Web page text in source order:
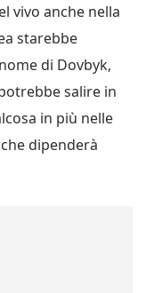
vivo anche nella
starebbe
di Dovbyk,
salire in
in più nelle
dipenderà